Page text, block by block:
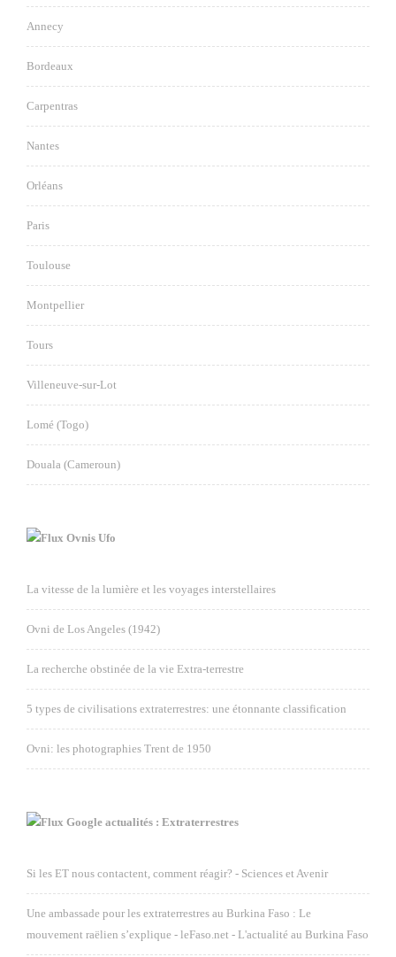
Annecy
Bordeaux
Carpentras
Nantes
Orléans
Paris
Toulouse
Montpellier
Tours
Villeneuve-sur-Lot
Lomé (Togo)
Douala (Cameroun)
Ovnis Ufo
La vitesse de la lumière et les voyages interstellaires
Ovni de Los Angeles (1942)
La recherche obstinée de la vie Extra-terrestre
5 types de civilisations extraterrestres: une étonnante classification
Ovni: les photographies Trent de 1950
Google actualités : Extraterrestres
Si les ET nous contactent, comment réagir? - Sciences et Avenir
Une ambassade pour les extraterrestres au Burkina Faso : Le
mouvement raëlien s’explique - leFaso.net - L'actualité au Burkina Faso